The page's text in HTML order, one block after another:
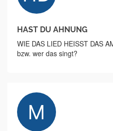
HAST DU AHNUNG
WIE DAS LIED HEISST DAS
bzw. wer das singt?